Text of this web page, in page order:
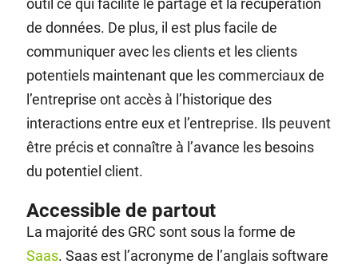
outil ce qui facilite le partage et la récupération
de données. De plus, il est plus facile de
communiquer avec les clients et les clients
potentiels maintenant que les commerciaux de
l’entreprise ont accès à l’historique des
interactions entre eux et l’entreprise. Ils peuvent
être précis et connaître à l’avance les besoins
du potentiel client.
Accessible de partout
La majorité des GRC sont sous la forme de
Saas. Saas est l’acronyme de l’anglais software